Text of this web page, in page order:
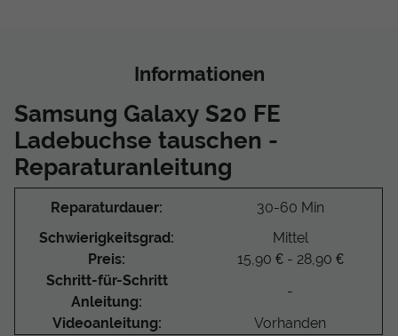
Informationen
Samsung Galaxy S20 FE
Ladebuchse tauschen -
Reparaturanleitung
Reparaturdauer:
30-60 Min
Schwierigkeitsgrad:
Mittel
Preis:
15,90 € - 28,90 €
Schritt-für-Schritt
Anleitung:
-
Videoanleitung: Vorhanden